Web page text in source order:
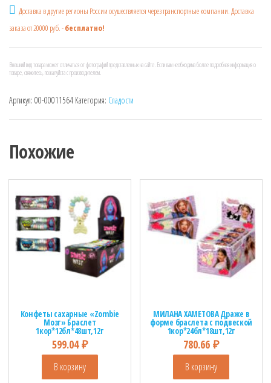
Доставка в другие регионы России осушествляется через транспортные компании. Доставка
заказа от 20000 руб. -бесплатно!
Внешний вид товара может отличаться от фотографий представленных на сайте. Если вам необходима более подробная информация о
товаре, свяжитесь, пожалуйста с производителем.
Артикул: 00-00011564 Категория: Сладости
Похожие
Конфеты сахарные «Zombie
Мозг» Браслет
1кор*12бл*48шт,12г
599.04₽
В корзину
МИЛАНА ХАМЕТОВА Драже в
форме браслета с подвеской
1кор*24бл*18шт,12г
780.66₽
В корзину